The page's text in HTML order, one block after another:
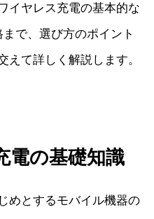
イヤレス充電の基本的な
で、選び方のポイント
えて詳しく解説します。
電の基礎知識
めとするモバイル機器の